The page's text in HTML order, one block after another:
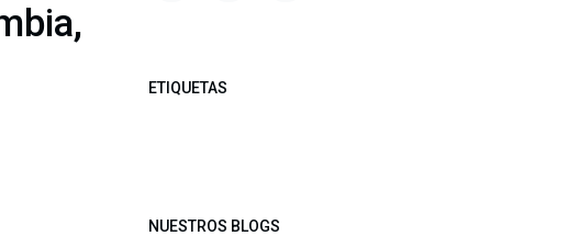
ETIQUETAS
NUESTROS BLOGS